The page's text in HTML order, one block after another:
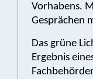
Vorhabens.
Gesprächen
Das grüne
Ergebnis